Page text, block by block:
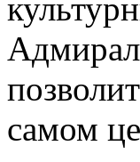
самом